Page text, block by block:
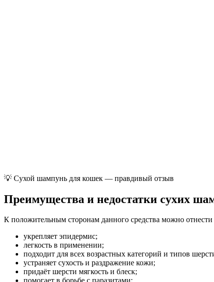
💡 Сухой шампунь для кошек — правдивый отзыв
Преимущества и недостатки сухих
К положительным сторонам данного средства можно
укрепляет эпидермис;
легкость в применении;
подходит для всех возрастных категорий и типов
устраняет сухость и раздражение кожи;
придаёт шерсти мягкость и блеск;